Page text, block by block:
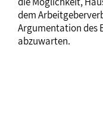
dem
Argumentation des
abzuwarten.